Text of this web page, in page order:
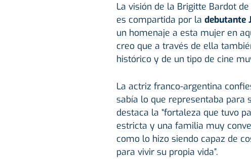
La visión de la Brigitte Bardot
es compartida por la debutante
un homenaje a esta mujer en
creo que a través de ella
histórico y de un tipo de cine
La actriz franco-argentina
sabía lo que representaba para
destaca la “fortaleza que tuvo
estricta y una familia muy
como lo hizo siendo capaz de
para vivir su propia vida”.